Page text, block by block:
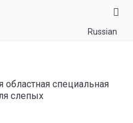
Russian
областная специальная
слепых